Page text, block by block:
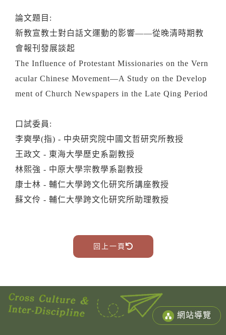
論文題目:
新教宣教士對白話文運動的影響——從晚清時期教
會報刊發展談起
The Influence of Protestant Missionaries on the Vern
acular Chinese Movement—A Study on the Develop
ment of Church Newspapers in the Late Qing Period
口試委員:
李奭學(指) - 中央研究院中國文哲研究所教授
王政文 - 東海大學歷史系副教授
林熙強 - 中原大學宗教學系副教授
康士林 - 輔仁大學跨文化研究所講座教授
蘇文伶 - 輔仁大學跨文化研究所助理教授
回上一頁
網站導覽